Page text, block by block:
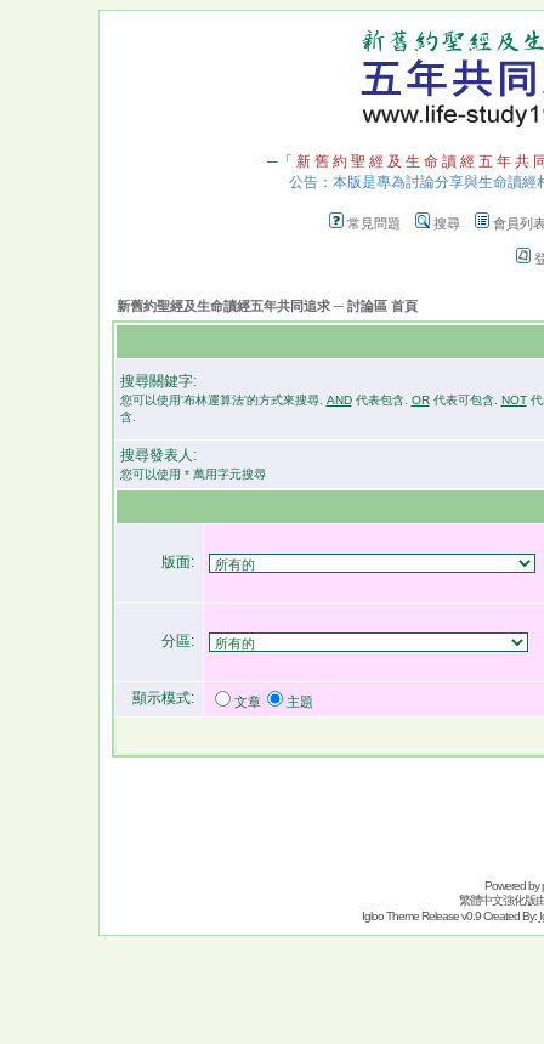
─「 新 舊 約 聖 經 及 生 命 讀 經 五 年 共
公告：本版是專為討論分享與生命讀
常見問題 搜尋 會員列
新舊約聖經及生命讀經五年共同追求 ─ 討論區 首頁
搜尋關鍵字:
您可以使用'布林運算法'的方式來搜尋. AND代表包含. OR代表可包含. NOT代
含.
搜尋發表人:
您可以使用 * 萬用字元搜尋
版面:
分區:
顯示模式: 文章 主題
Powered by
繁體中文強化版
Igloo Theme Release v0.9 Created By: